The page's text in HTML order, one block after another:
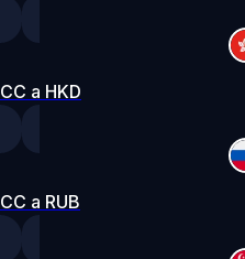
CC a HKD
CC a RUB